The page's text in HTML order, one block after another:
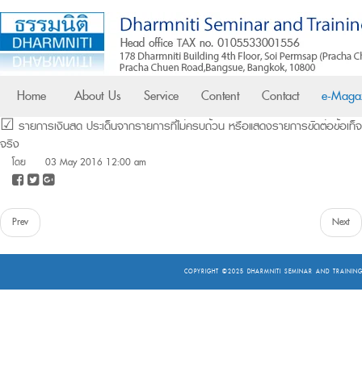
Home About Us Service Content Contact e-
☑ รายการเงินสด ประเด็นจากรายการที่ไม่ครบถ้วน หรือแสดงรายการขัดต่อข้อเท็จ
จริง
โดย 03 May 2016 12:00 am
Prev Next
COPYRIGHT ©2025 DHARMNITI SEMINAR AND